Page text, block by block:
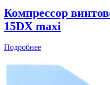
Компрессор
15DX maxi
Подробнее